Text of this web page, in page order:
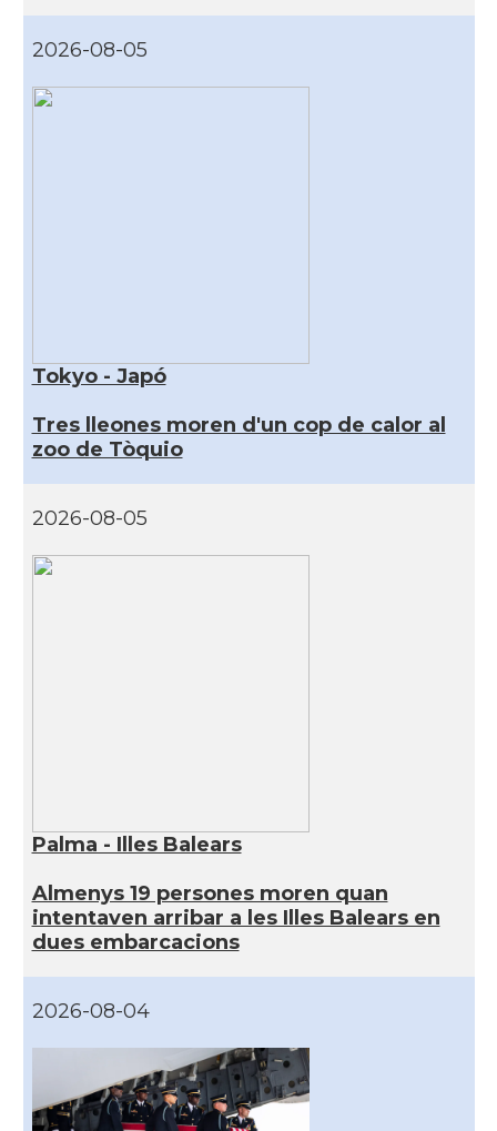
2026-08-05
Tokyo - Japó
Tres lleones moren d'un cop de calor al
zoo de Tòquio
2026-08-05
Palma - Illes Balears
Almenys 19 persones moren quan
intentaven arribar a les Illes Balears en
dues embarcacions
2026-08-04